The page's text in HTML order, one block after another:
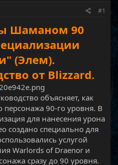
#1
Шаманом 90
(Элем).
от Blizzard.
объясняет, как
персонажа 90-го уровня. В
для нанесения урона
создано специально для
услугой
Warlords of Draenor и
сразу до 90 уровня.​